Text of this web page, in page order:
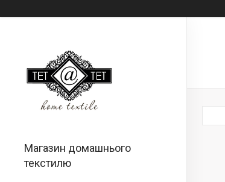
Магазин домашнього
текстилю